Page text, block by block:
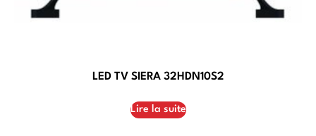
LED TV SIERA 32HDN10S2
Lire la suite